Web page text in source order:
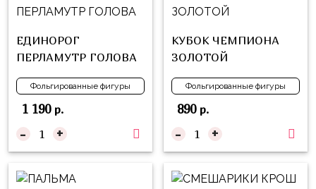
ЕДИНОРОГ
ПЕРЛАМУТР ГОЛОВА
Фольгированные фигуры
1 190р.
- +
КУБОК ЧЕМПИОНА
ЗОЛОТОЙ
Фольгированные фигуры
890р.
- +
Куклы
Для
Для
Неё
Мишка
Тедди
Транспорт